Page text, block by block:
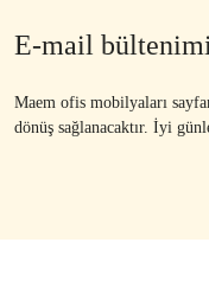
E-mail
Maem ofis mobilyaları
dönüş sağlanacaktır. İyi